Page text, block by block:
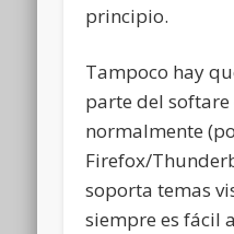
principio.
Tampoco hay
parte del
normalmente
Firefox/
soporta temas
siempre es fácil